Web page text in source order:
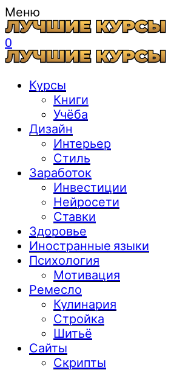
Меню
0
Курсы
Книги
Учёба
Дизайн
Интерьер
Стиль
Заработок
Инвестиции
Нейросети
Ставки
Здоровье
Иностранные языки
Психология
Мотивация
Ремесло
Кулинария
Стройка
Шитьё
Сайты
Скрипты